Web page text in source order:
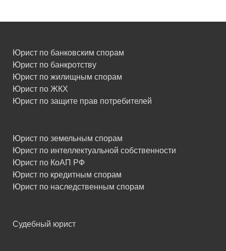
Юрист по банковским спорам
Юрист по банкротству
Юрист по жилищным спорам
Юрист по ЖКХ
Юрист по защите прав потребителей
Юрист по земельным спорам
Юрист по интеллектуальной собственности
Юрист по КоАП РФ
Юрист по кредитным спорам
Юрист по наследственным спорам
Судебный юрист